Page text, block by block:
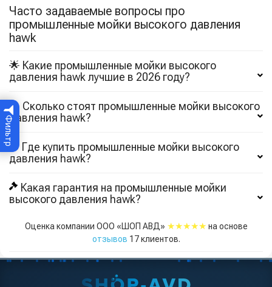
Фильтр
Часто задаваемые вопросы про
промышленные мойки высокого давления
hawk
🌟 Какие промышленные мойки высокого
давления hawk лучшие в 2026 году?
🔖 Сколько стоят промышленные мойки высокого
давления hawk?
Где купить промышленные мойки высокого
давления hawk?
Какая гарантия на промышленные мойки
высокого давления hawk?
Оценка компании ООО «ШОП АВД» ★★★★★ на основе
отзывов 17клиентов.